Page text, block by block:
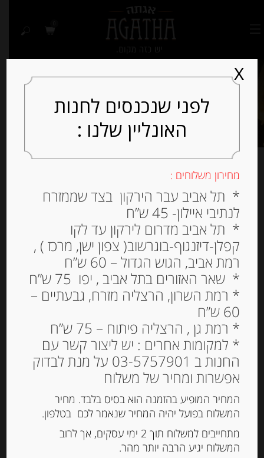
מציג 1–24 מתוך 25 תוצאות
למיין לפי פופולריות
Out of
Stock
תרסיס חומץ יין לבן מיושן לתיבול
לפני שנכנסים לחנות
האונליין שלנו :
מחירון משלוחים :
* תל אביב עבר הירקון בצד שממזרח
לנתיבי איילון- 45 ש”ח
* תל אביב מדרום לירקון עד לקו
קפלן-דיזנגוף-בוגרשוב( צפון ישן, מרכז ) ,
רמת אביב, הגוש הגדול – 60 ש”ח
* שאר האזורים בתל אביב , יפו 75 ש”ח
* רמת השרון, הרצליה מזרח, גבעתיים –
60 ש”ח
* רמת גן , הרצליה פיתוח – 75 ש”ח
* למקומות אחרים : יש ליצור קשר עם
החנות ב 03-5757901 על מנת לבדוק
אפשרות ומחיר של משלוח
המחיר המופיע בהזמנה הוא בסיס בלבד. מחיר
המשלוח בפועל יהיה המחיר שנאמר לכם בטלפון.
מתחייבים למשלוח תוך 2 ימי עסקים, אך לרוב
המשלוח יגיע הרבה יותר מהר.
X